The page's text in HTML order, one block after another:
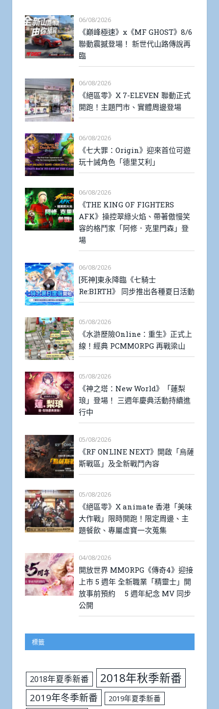
06/08/2026
《巔峰極速》x《MF GHOST》8/6
聯動震撼登場！ 新世代山路傳說再
臨
06/08/2026
《絕區零》X 7-ELEVEN 聯動正式
開跑！主題門市、實體周邊登場
06/08/2026
《七大罪：Origin》迎來首位可遊
玩十誡角色「德里艾利」
06/08/2026
《THE KING OF FIGHTERS
AFK》操控翠綠火焰、帶著傲慢笑
容的格鬥家「阿修．克里門森」登
場
06/08/2026
[死神]東永降臨《七騎士
Re:BIRTH》 同步推出各種夏日活動
05/08/2026
《水滸歷險Online：重生》正式上
線！經典 PCMMORPG 再戰梁山
05/08/2026
《神之塔：New World》「蓮梨
琅」登場！ 三週年慶典活動持續進
行中
05/08/2026
《RF ONLINE NEXT》開啟「烏薩
斯戰區」及全新戰鬥內容
05/08/2026
《絕區零》X animate 香港「美味
大作戰」限時開跑！限定周邊、主
題餐飲、專屬虛寶一次蒐集
04/08/2026
開放世界 MMORPG《傳奇4》迎接
上市 5 週年 全新職業「精靈士」開
放事前預約 5 週年紀念 MV 同步
公開
標籤
2018年夏季新番 2018年秋季新番
2019年冬季新番
2019年夏季新番